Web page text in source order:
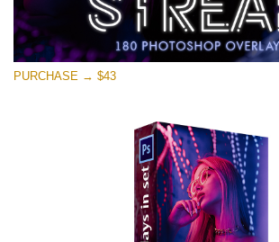
PURCHASE → $43